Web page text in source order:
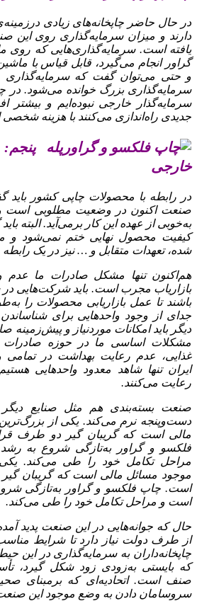
در حال حاضر چاپخانه‌های زیادی
دارند و میزان سرمایه‌گذاری روی این
یافته است. سرمایه‌گذاری‌هایی که روی
گراور انجام می‌گیرد، قابل قیاس با
و حتی می‌توان گفت که
سرمایه‌گذاری بزرگ خوانده می‌شود. در
سرمایه‌گذار خارجی نبوده‌ایم و بیشتر
جدیدی راه‌اندازی می‌کنند با هزینه شخصی
پله
خارجی
در رابطه با محصولات چاپی کشور باید
صنعت اکنون در وضعیت مطلوبی است و
به‌خوبی از عهده این کار برمی‌آید. البته
کیفیت محصول نهایی ختم نمی‌شود و
شده، تعهدات متقابل و … نیز در یک
هم‌اکنون تنها مشکل صادرات ما عدم
بازاریاب مجرب است. باید شرکت‌هایی
باشند تا عمل بازاریابی محصولات را
جدای از وجود واحدهایی برای
دیگر باید امکانات موردنیاز و پیش‌زمینه
مشکلات اساسی ما در حوزه صادرات
غذایی، عدم رعایت بهداشت در تمامی
ایران تنها شاهد معدود واحدهایی
رعایت می‌کنند.
صنعت بسته‌بندی هم مثل صنایع
دست‌وپنجه نرم می‌کند. یکی از
مالی است که گریبان گیر دو طرف
فلکسو و گراور به‌تازگی شروع به
مراحل تکامل خود را طی می‌کند.
موجود مسائل مالی است که گریبان
است. چاپ فلکسو و گراور به‌تازگی
است و مراحل تکامل خود را طی می‌کند.
حال که جوانه‌هایی در این صنعت پدید
از طرف دولت نیاز دارد تا شرایط
چاپخانه‌داران به سرمایه‌گذاری در این
که بایستی به‌زودی زود شکل گیرد،
صنف است. اتحادیه‌ای که برمبنای
سروسامان دادن به وضع موجود این